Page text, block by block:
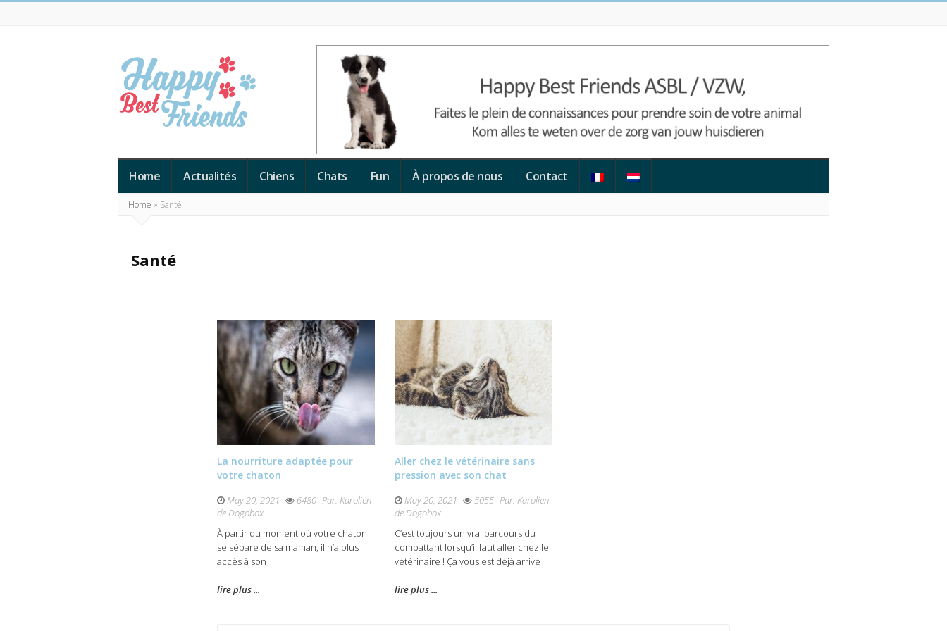
Best
Friends
Home Actualités Chiens Chats Fun À propos de nous Contact
Home » Santé
Santé
La nourriture adaptée pour
votre chaton
May 20, 2021 6480 Par: Karolien
de Dogobox
À partir du moment où votre chaton
se sépare de sa maman, il n’a plus
accès à son
lire plus ...
Aller chez le vétérinaire sans
pression avec son chat
May 20, 2021 5055 Par: Karolien
de Dogobox
C’est toujours un vrai parcours du
combattant lorsqu’il faut aller chez le
vétérinaire ! Ça vous est déjà arrivé
lire plus ...